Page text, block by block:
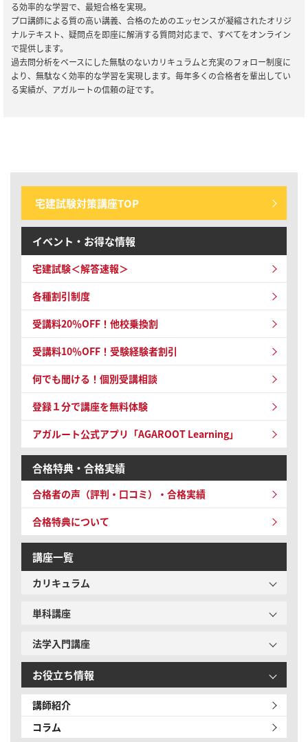
2024/09/26 宅建士試験
【リリース情報】宅建試験｜【2025年合格目標】入門総合カリキュ
ラム／演習総合カリキュラム／キックオフ宅建士
2024/09/11 宅建士試験
【セール情報】期間限定20％OFF！宅建士試験｜ 売り切りセール
る効率的な学習で、最短合格を実現。
プロ講師による質の高い講義、合格のためのエッセンスが凝縮されたオリジ
ナルテキスト、疑問点を即座に解消する質問対応まで、すべてをオンライン
で提供します。
過去問分析をベースにした無駄のないカリキュラムと充実のフォロー制度に
より、無駄なく効率的な学習を実現します。毎年多くの合格者を輩出してい
る実績が、アガルートの信頼の証です。
宅建試験対策講座TOP
イベント・お得な情報
宅建試験＜解答速報＞
各種割引制度
受講料20％OFF！他校乗換割
受講料10％OFF！ 受験経験者割引
何でも聞ける！個別受講相談
登録１分で講座を無料体験
アガルート公式アプリ「AGAROOT Learning」
合格特典・合格実績
合格者の声（評判・口コミ）・合格実績
合格特典について
講座一覧
カリキュラム
単科講座
法学入門講座
お役立ち情報
講師紹介
コラム